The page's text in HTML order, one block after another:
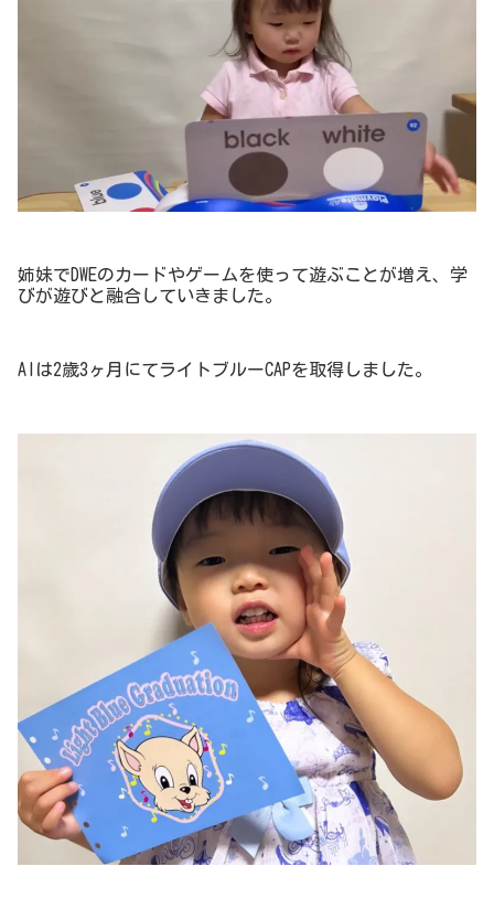
姉妹でDWEのカードやゲームを使って遊ぶことが増え、学
びが遊びと融合していきました。
AIは2歳3ヶ月にてライトブルーCAPを取得しました。